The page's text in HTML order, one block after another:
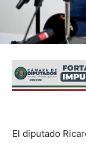
El diputado